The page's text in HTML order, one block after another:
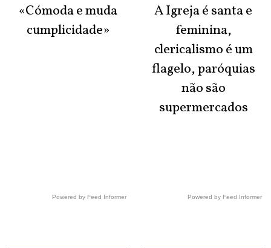
«Cómoda e muda
cumplicidade»
Powered by Feed Informer
A Igreja é santa e
feminina,
clericalismo é um
flagelo, paróquias
não são
supermercados
Powered by Feed Informer